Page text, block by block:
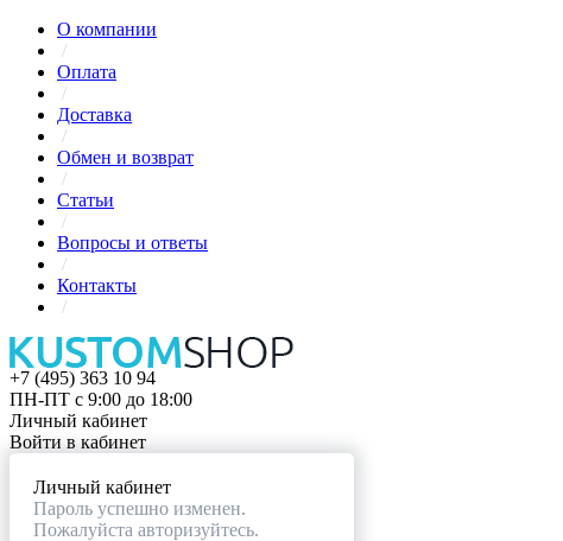
О компании
/
Оплата
/
Доставка
/
Обмен и возврат
/
Статьи
/
Вопросы и ответы
/
Контакты
/
+7 (495) 363 10 94
ПН-ПТ с 9:00 до 18:00
Личный кабинет
Войти в кабинет
Личный кабинет
Пароль успешно изменен.
Пожалуйста авторизуйтесь.